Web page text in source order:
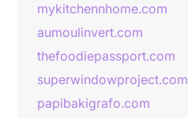
mykitchennhome.com
aumoulinvert.com
thefoodiepassport.com
superwindowproject.com
papibakigrafo.com